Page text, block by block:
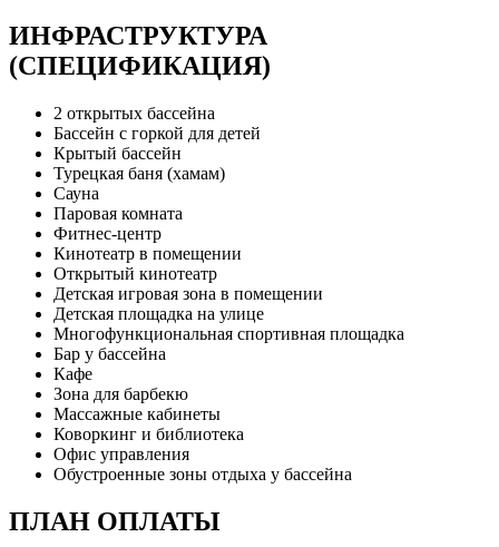
ИНФРАСТРУКТУРА
(СПЕЦИФИКАЦИЯ)
2 открытых бассейна
Бассейн с горкой для детей
Крытый бассейн
Турецкая баня (хамам)
Сауна
Паровая комната
Фитнес-центр
Кинотеатр в помещении
Открытый кинотеатр
Детская игровая зона в помещении
Детская площадка на улице
Многофункциональная спортивная площадка
Бар у бассейна
Кафе
Зона для барбекю
Массажные кабинеты
Коворкинг и библиотека
Офис управления
Обустроенные зоны отдыха у бассейна
ПЛАН ОПЛАТЫ